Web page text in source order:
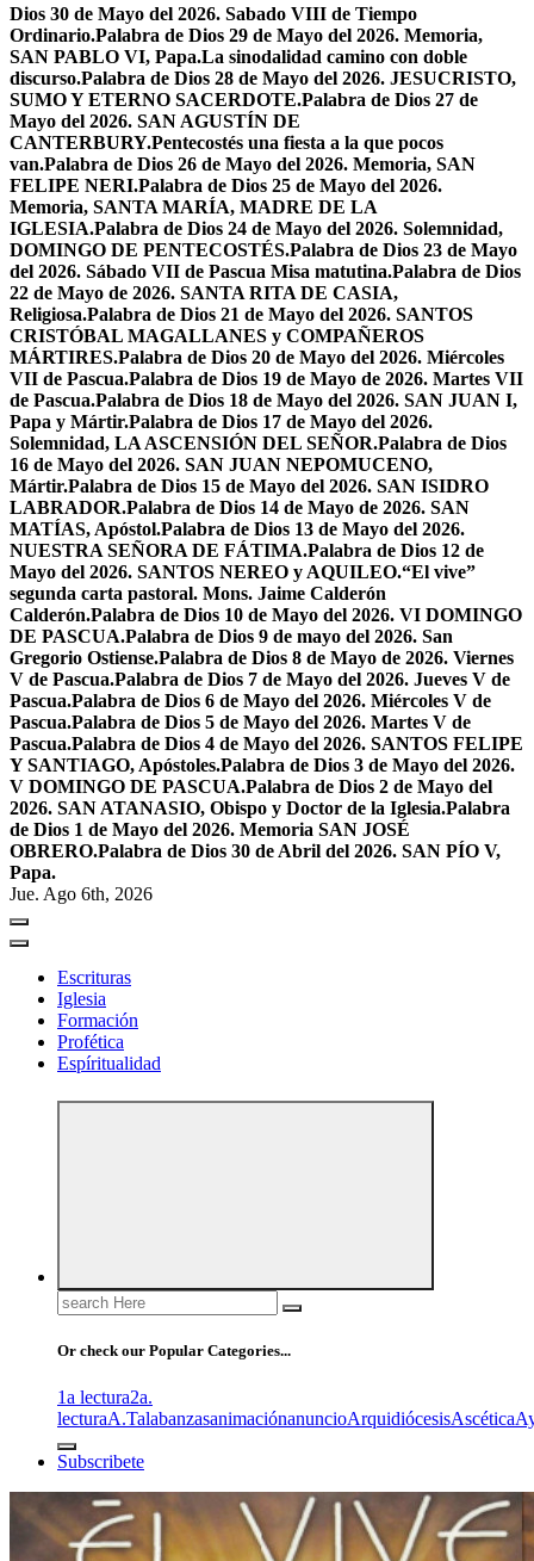
Dios 30 de Mayo del 2026. Sabado VIII de Tiempo
Ordinario.Palabra de Dios 29 de Mayo del 2026. Memoria,
SAN PABLO VI, Papa.La sinodalidad camino con doble
discurso.Palabra de Dios 28 de Mayo del 2026. JESUCRISTO,
SUMO Y ETERNO SACERDOTE.Palabra de Dios 27 de
Mayo del 2026. SAN AGUSTÍN DE
CANTERBURY.Pentecostés una fiesta a la que pocos
van.Palabra de Dios 26 de Mayo del 2026. Memoria, SAN
FELIPE NERI.Palabra de Dios 25 de Mayo del 2026.
Memoria, SANTA MARÍA, MADRE DE LA
IGLESIA.Palabra de Dios 24 de Mayo del 2026. Solemnidad,
DOMINGO DE PENTECOSTÉS.Palabra de Dios 23 de Mayo
del 2026. Sábado VII de Pascua Misa matutina.Palabra de Dios
22 de Mayo de 2026. SANTA RITA DE CASIA,
Religiosa.Palabra de Dios 21 de Mayo del 2026. SANTOS
CRISTÓBAL MAGALLANES y COMPAÑEROS
MÁRTIRES.Palabra de Dios 20 de Mayo del 2026. Miércoles
VII de Pascua.Palabra de Dios 19 de Mayo de 2026. Martes VII
de Pascua.Palabra de Dios 18 de Mayo del 2026. SAN JUAN I,
Papa y Mártir.Palabra de Dios 17 de Mayo del 2026.
Solemnidad, LA ASCENSIÓN DEL SEÑOR.Palabra de Dios
16 de Mayo del 2026. SAN JUAN NEPOMUCENO,
Mártir.Palabra de Dios 15 de Mayo del 2026. SAN ISIDRO
LABRADOR.Palabra de Dios 14 de Mayo de 2026. SAN
MATÍAS, Apóstol.Palabra de Dios 13 de Mayo del 2026.
NUESTRA SEÑORA DE FÁTIMA.Palabra de Dios 12 de
Mayo del 2026. SANTOS NEREO y AQUILEO.“El vive”
segunda carta pastoral. Mons. Jaime Calderón
Calderón.Palabra de Dios 10 de Mayo del 2026. VI DOMINGO
DE PASCUA.Palabra de Dios 9 de mayo del 2026. San
Gregorio Ostiense.Palabra de Dios 8 de Mayo de 2026. Viernes
V de Pascua.Palabra de Dios 7 de Mayo del 2026. Jueves V de
Pascua.Palabra de Dios 6 de Mayo del 2026. Miércoles V de
Pascua.Palabra de Dios 5 de Mayo del 2026. Martes V de
Pascua.Palabra de Dios 4 de Mayo del 2026. SANTOS FELIPE
Y SANTIAGO, Apóstoles.Palabra de Dios 3 de Mayo del 2026.
V DOMINGO DE PASCUA.Palabra de Dios 2 de Mayo del
2026. SAN ATANASIO, Obispo y Doctor de la Iglesia.Palabra
de Dios 1 de Mayo del 2026. Memoria SAN JOSÉ
OBRERO.Palabra de Dios 30 de Abril del 2026. SAN PÍO V,
Papa.
Jue. Ago 6th, 2026
Escrituras
Iglesia
Formación
Profética
Espíritualidad
Search
for:
Or check our Popular Categories...
1a lectura2a.
lecturaA.TalabanzasanimaciónanuncioArquidiócesisAscética
Subscribete